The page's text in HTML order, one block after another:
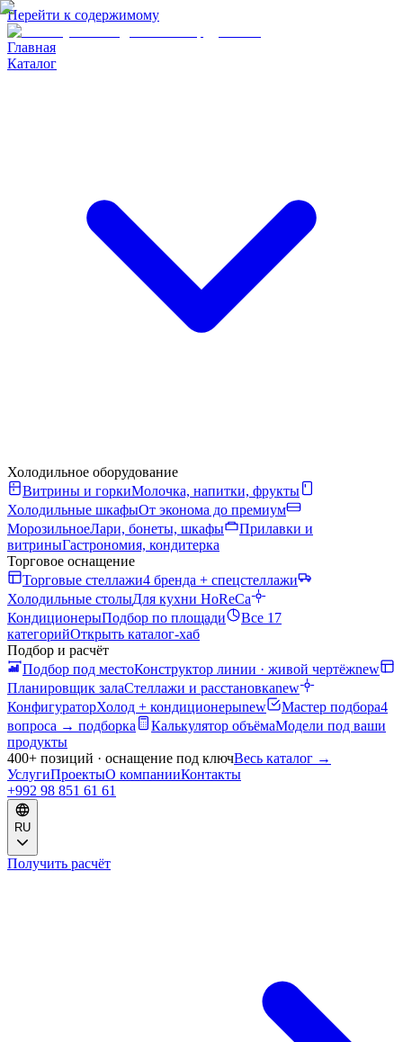
Перейти к содержимому
Главная
Каталог
Холодильное оборудование
Витрины и горкиМолочка, напитки, фрукты
Холодильные шкафыОт эконома до премиум
МорозильноеЛари, бонеты, шкафы
Прилавки и
витриныГастрономия, кондитерка
Торговое оснащение
Торговые стеллажи4 бренда + спецстеллажи
Холодильные столыДля кухни HoReCa
КондиционерыПодбор по площади
Все 17
категорийОткрыть каталог-хаб
Подбор и расчёт
Подбор под местоКонструктор линии · живой чертёжnew
Планировщик залаСтеллажи и расстановкаnew
КонфигураторХолод + кондиционерыnew Мастер подбора4
вопроса → подборка
Калькулятор объёмаМодели под ваши
продукты
400+ позиций · оснащение под ключВесь каталог →
УслугиПроектыО компанииКонтакты
+992 98 851 61 61
RU
Получить расчёт